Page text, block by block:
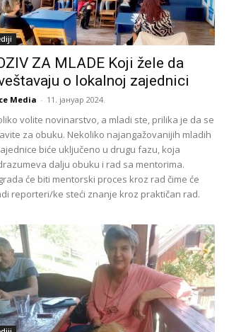
ZA MLADE Koji žele da
o lokalnoj zajednici
Media - 11. јануар 2024.
volite novinarstvo, a mladi ste, prilika je da se
za obuku. Nekoliko najangažovanijih mladih
biće uključeno u drugu fazu, koja
dalju obuku i rad sa mentorima.
će biti mentorski proces kroz rad čime će
reporteri/ke steći znanje kroz praktičan rad.